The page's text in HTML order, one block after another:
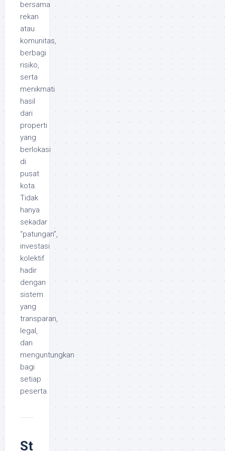
bersama
rekan
atau
komunitas,
berbagi
risiko,
serta
menikmati
hasil
dari
properti
yang
berlokasi
di
pusat
kota.
Tidak
hanya
sekadar
“patungan”,
investasi
kolektif
hadir
dengan
sistem
yang
transparan,
legal,
dan
menguntungkan
bagi
setiap
peserta.
St